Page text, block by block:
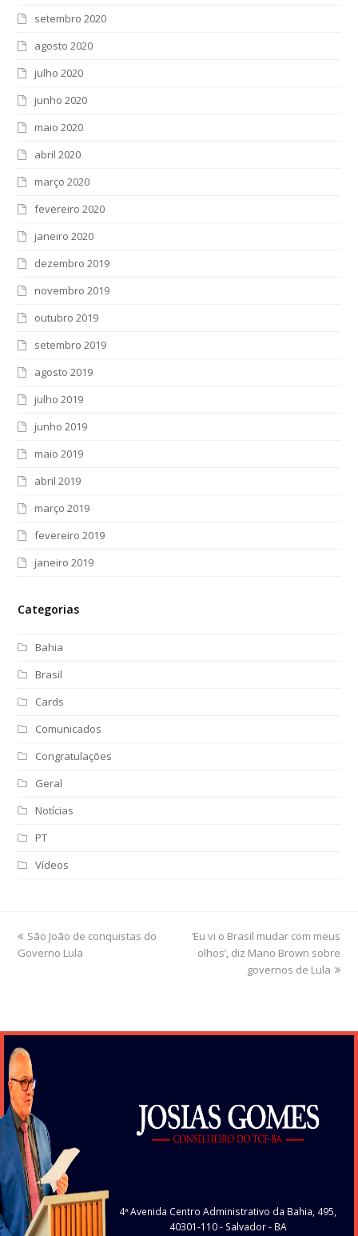
setembro 2020
agosto 2020
julho 2020
junho 2020
maio 2020
abril 2020
março 2020
fevereiro 2020
janeiro 2020
dezembro 2019
novembro 2019
outubro 2019
setembro 2019
agosto 2019
julho 2019
junho 2019
maio 2019
abril 2019
março 2019
fevereiro 2019
janeiro 2019
Categorias
Bahia
Brasil
Cards
Comunicados
Congratulações
Geral
Notícias
PT
Vídeos
previous
post:
São João de conquistas do
Governo Lula
next
post:
‘Eu vi o Brasil mudar com meus
olhos’, diz Mano Brown sobre
governos de Lula
4ª Avenida Centro Administrativo da Bahia, 495,
40301-110- Salvador - BA